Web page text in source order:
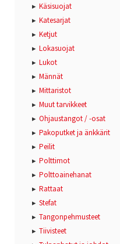
Käsisuojat
Katesarjat
Ketjut
Lokasuojat
Lukot
Männät
Mittaristot
Muut tarvikkeet
Ohjaustangot / -osat
Pakoputket ja änkkärit
Peilit
Polttimot
Polttoainehanat
Rattaat
Stefat
Tangonpehmusteet
Tiivisteet